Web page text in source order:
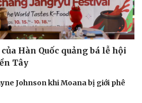
Hàn Quốc quảng bá lễ hội
Tây
Johnson khi Moana bị giới phê